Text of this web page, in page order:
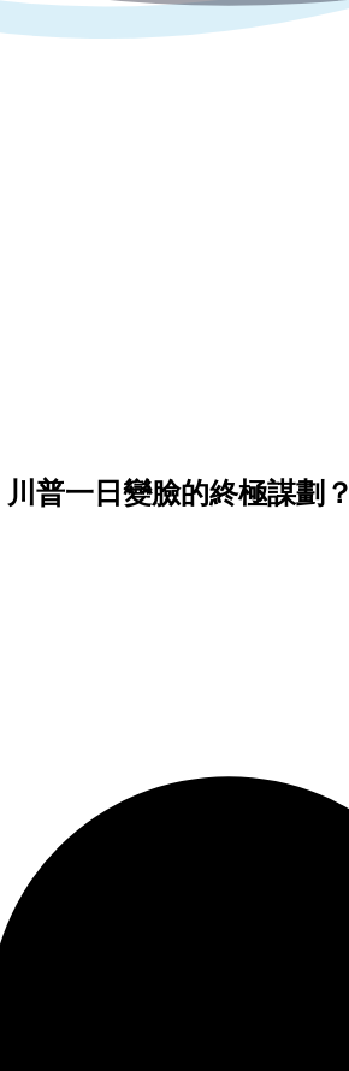
普一日變臉的終極謀劃？